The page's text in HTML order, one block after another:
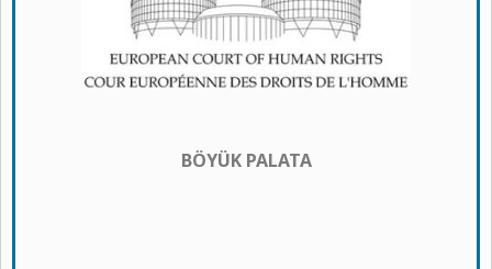
BÖYÜK PALATA